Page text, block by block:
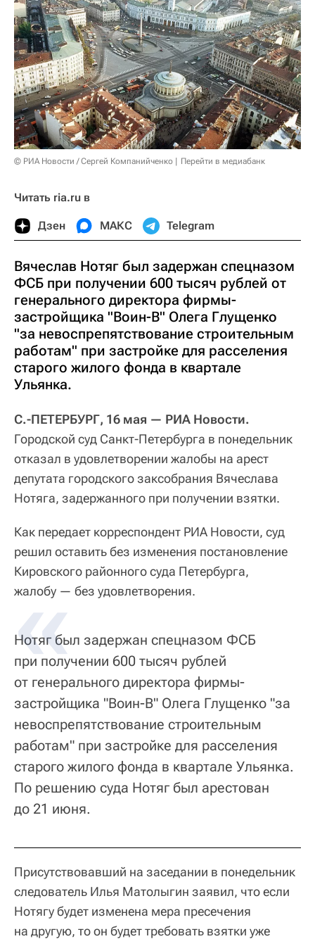
© РИА Новости / Сергей Компанийченко Перейти в медиабанк
Читать ria.ru в
Дзен МАКС Telegram
Вячеслав Нотяг был задержан спецназом
ФСБ при получении 600 тысяч рублей от
генерального директора фирмы-
застройщика "Воин-В" Олега Глущенко
"за невоспрепятствование строительным
работам" при застройке для расселения
старого жилого фонда в квартале
Ульянка.
С.-ПЕТЕРБУРГ, 16 мая — РИА Новости.
Городской суд Санкт-Петербурга в понедельник
отказал в удовлетворении жалобы на арест
депутата городского заксобрания Вячеслава
Нотяга, задержанного при получении взятки.
Как передает корреспондент РИА Новости, суд
решил оставить без изменения постановление
Кировского районного суда Петербурга,
жалобу — без удовлетворения.
Нотяг был задержан спецназом ФСБ
при получении 600 тысяч рублей
от генерального директора фирмы-
застройщика "Воин-В" Олега Глущенко "за
невоспрепятствование строительным
работам" при застройке для расселения
старого жилого фонда в квартале Ульянка.
По решению суда Нотяг был арестован
до 21 июня.
Присутствовавший на заседании в понедельник
следователь Илья Матолыгин заявил, что если
Нотягу будет изменена мера пресечения
на другую, то он будет требовать взятки уже